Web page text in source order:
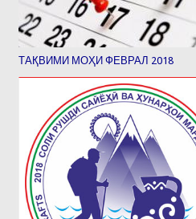
ТАҚВИМИ МОҲИ ФЕВРАЛ 2018